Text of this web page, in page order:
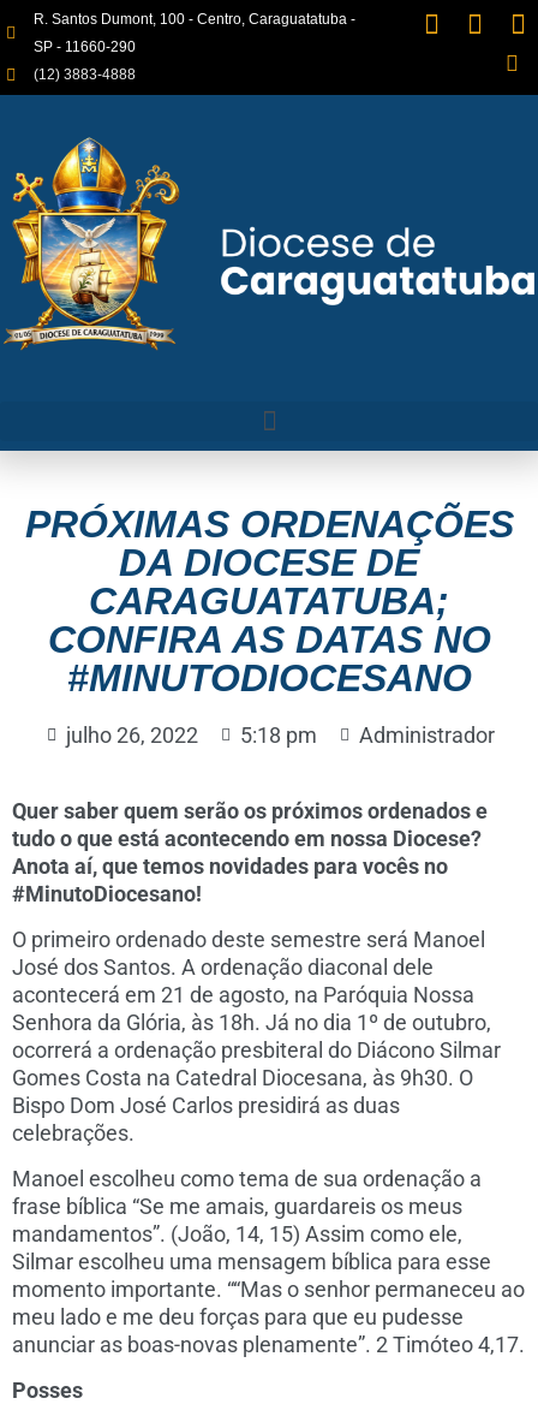
R. Santos Dumont, 100 - Centro, Caraguatatuba -
SP - 11660-290
(12) 3883-4888
PRÓXIMAS ORDENAÇÕES
DA DIOCESE DE
CARAGUATATUBA;
CONFIRA AS DATAS NO
#MINUTODIOCESANO
julho 26, 2022 5:18 pm Administrador
Quer saber quem serão os próximos ordenados e
tudo o que está acontecendo em nossa Diocese?
Anota aí, que temos novidades para vocês no
#MinutoDiocesano!
O primeiro ordenado deste semestre será Manoel
José dos Santos. A ordenação diaconal dele
acontecerá em 21 de agosto, na Paróquia Nossa
Senhora da Glória, às 18h. Já no dia 1º de outubro,
ocorrerá a ordenação presbiteral do Diácono Silmar
Gomes Costa na Catedral Diocesana, às 9h30. O
Bispo Dom José Carlos presidirá as duas
celebrações.
Manoel escolheu como tema de sua ordenação a
frase bíblica “Se me amais, guardareis os meus
mandamentos”. (João, 14, 15) Assim como ele,
Silmar escolheu uma mensagem bíblica para esse
momento importante. ““Mas o senhor permaneceu ao
meu lado e me deu forças para que eu pudesse
anunciar as boas-novas plenamente”. 2 Timóteo 4,17.
Posses